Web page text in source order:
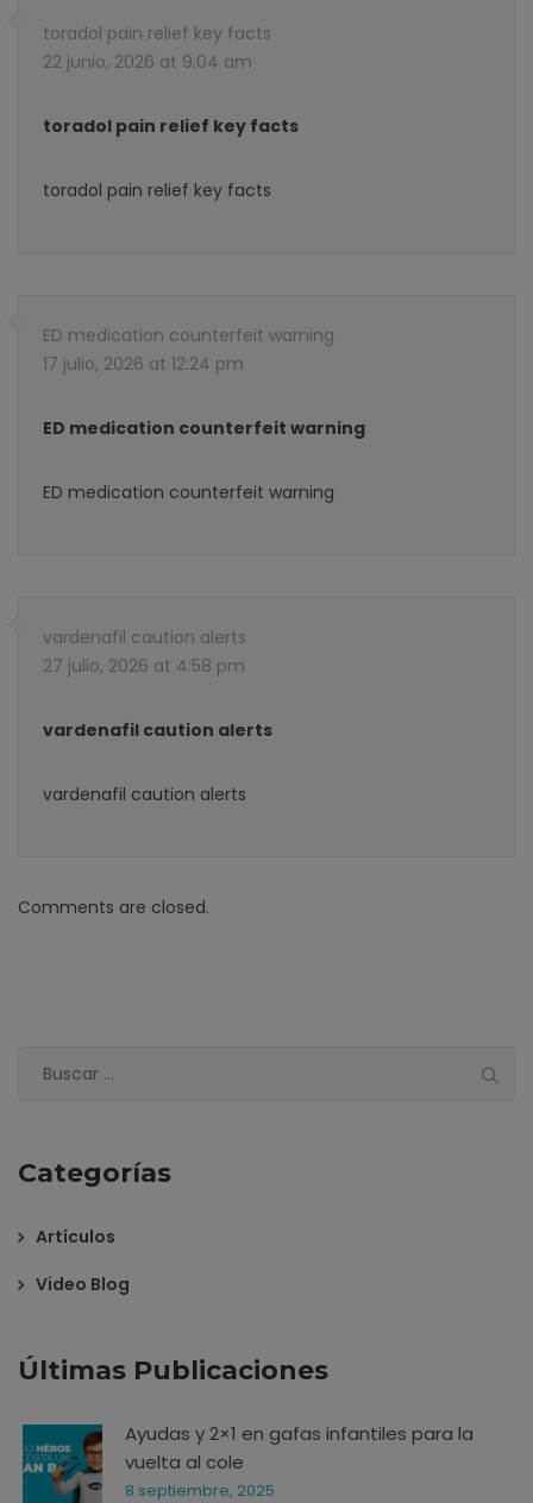
toradol pain relief key facts
22 junio, 2026 at 9:04 am
toradol pain relief key facts
toradol pain relief key facts
ED medication counterfeit warning
17 julio, 2026 at 12:24 pm
ED medication counterfeit warning
ED medication counterfeit warning
vardenafil caution alerts
27 julio, 2026 at 4:58 pm
vardenafil caution alerts
vardenafil caution alerts
Comments are closed.
Categorías
Artículos
Video Blog
Últimas Publicaciones
Ayudas y 2×1 en gafas infantiles para la
vuelta al cole
8 septiembre, 2025